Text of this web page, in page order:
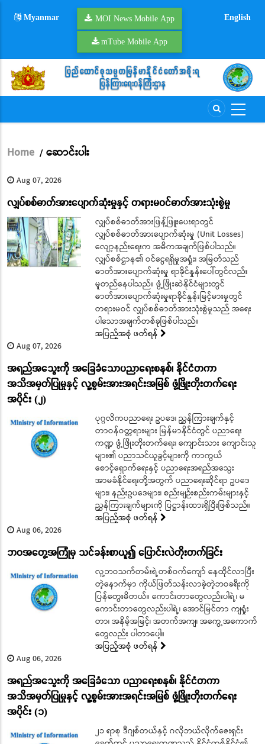
Myanmar MOI News Mobile App
mTube Mobile App
English
Breadcrumb
Home / ဆောင်းပါး
Aug 07, 2026
လျှပ်စစ်ဓာတ်အားပျောက်ဆုံးမှုနှင့် တရားမဝင်ဓာတ်အားသုံးစွဲမှု
လျှပ်စစ်ဓာတ်အားဖြန့်ဖြူးပေးရာတွင်
လျှပ်စစ်ဓာတ်အားပျောက်ဆုံးမှု (Unit Losses)
လျော့နည်းရေးက အဓိကအချက်ဖြစ်ပါသည်။
လျှပ်စစ်ဌာန၏ ဝင်ငွေရရှိမှုအရှုံး၊ အမြတ်သည်
ဓာတ်အားပျောက်ဆုံးမှု ရာခိုင်နှုန်းပေါ်တွင်လည်း
မူတည်နေပါသည်။ ဖွံ့ဖြိုးဆဲနိုင်ငံများတွင်
ဓာတ်အားပျောက်ဆုံးမှုရာခိုင်နှုန်းမြင့်မားမှုတွင်
တရားမဝင် လျှပ်စစ်ဓာတ်အားသုံးစွဲမှုသည် အရေး
ပါသောအချက်တစ်ခုဖြစ်ပါသည်။
အပြည့်အစုံ ဖတ်ရန်
Aug 07, 2026
အရည်အသွေးကို အခြေခံသောပညာရေးစနစ်၊ နိုင်ငံတကာ
အသိအမှတ်ပြုမှုနှင့် လူ့စွမ်းအားအရင်းအမြစ် ဖွံ့ဖြိုးတိုးတက်ရေး
အပိုင်း (၂)
ပုဂ္ဂလိကပညာရေး ဥပဒေ၊ ညွှန်ကြားချက်နှင့်
တာဝန်ဝတ္တရားများ မြန်မာနိုင်ငံတွင် ပညာရေး
ကဏ္ဍ ဖွံ့ဖြိုးတိုးတက်ရေး၊ ကျောင်းသား ကျောင်းသူ
များ၏ ပညာသင်ယူခွင့်များကို ကာကွယ်
စောင့်ရှောက်ရေးနှင့် ပညာရေးအရည်အသွေး
အာမခံနိုင်ရေးတို့အတွက် ပညာရေးဆိုင်ရာ ဥပဒေ
များ၊ နည်းဥပဒေများ၊ စည်းမျဉ်းစည်းကမ်းများနှင့်
ညွှန်ကြားချက်များကို ပြဋ္ဌာန်းထားရှိပြီးဖြစ်သည်။
အပြည့်အစုံ ဖတ်ရန်
Aug 06, 2026
ဘဝအတွေ့အကြုံမှ သင်ခန်းစာယူ၍ ပြောင်းလဲတိုးတက်ခြင်း
လူ့ဘဝသက်တမ်းရဲ့တစ်ဝက်ကျော် နေထိုင်လာပြီး
တဲ့နောက်မှာ ကိုယ်ဖြတ်သန်းလာခဲ့တဲ့ဘဝခရီးကို
ပြန်တွေးမိတယ်။ ကောင်းတာတွေလည်းပါရဲ့၊ မ
ကောင်းတာတွေလည်းပါရဲ့၊ အောင်မြင်တာ ကျရှုံး
တာ၊ အနိမ့်အမြင့်၊ အတက်အကျ၊ အကွေ့အကောက်
တွေလည်း ပါတာပေါ့။
အပြည့်အစုံ ဖတ်ရန်
Aug 06, 2026
အရည်အသွေးကို အခြေခံသော ပညာရေးစနစ်၊ နိုင်ငံတကာ
အသိအမှတ်ပြုမှုနှင့် လူ့စွမ်းအားအရင်းအမြစ် ဖွံ့ဖြိုးတိုးတက်ရေး
အပိုင်း (၁)
၂၁ ရာစု ဒီဂျစ်တယ်နှင့် ဂလိုဘယ်လိုက်ဇေးရှင်း